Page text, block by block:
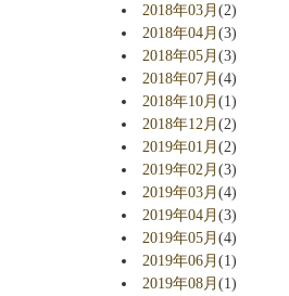
2018年03月(2)
2018年04月(3)
2018年05月(3)
2018年07月(4)
2018年10月(1)
2018年12月(2)
2019年01月(2)
2019年02月(3)
2019年03月(4)
2019年04月(3)
2019年05月(4)
2019年06月(1)
2019年08月(1)